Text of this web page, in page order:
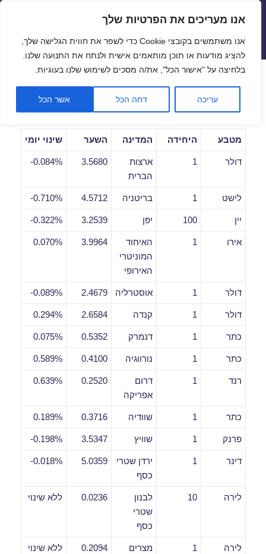
פתח
אנו מעריכים את הפרטיות שלך
אנו משתמשים בקובצי Cookie כדי לשפר את חווית הגלישה שלך,
להציג מודעות או תוכן מותאמים אישית ולנתח את התנועה שלנו.
בלחיצה על "אישור הכל", את/ה מסכים לשימוש שלנו בעוגיות.
עריכה דחה הכל אשר הכל
שערי חליפין יציגים – שער יציג
תפריטים
ווידג'טים
שערי חליפין יומיים לתאריך
16/05/2019
מטבע היחידה המדינה השער שינוי יומי
דולר 1
ארצות
הברית
3.5680
0.084%-
לישט 1 בריטניה 4.5712
0.710%-
יין 100 יפן 3.2539
0.322%-
אירו 1
האיחוד
המוניטרי
האירופי
3.9964
0.070%
דולר 1 אוסטרליה 2.4679
0.089%-
דולר 1 קנדה 2.6584
0.294%
כתר 1 דנמרק 0.5352
0.075%
כתר 1 נורווגיה 0.4100
0.589%
רנד 1
דרום
אפריקה
0.2520
0.639%
כתר 1 שוודיה 0.3716
0.189%
פרנק 1 שוויץ 3.5347
0.198%-
דינר 1
ירדן שטרי
כסף
5.0359
0.018%-
לירה 10
לבנון
שטרי
כסף
0.0236 ללא שינוי
לירה 1
מצרים
0.2094 ללא שינוי